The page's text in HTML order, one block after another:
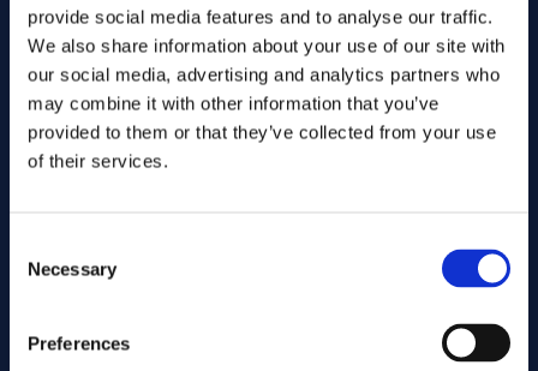
provide social media features and to analyse our traffic.
We also share information about your use of our site with
our social media, advertising and analytics partners who
may combine it with other information that you’ve
provided to them or that they’ve collected from your use
of their services.
Selection
Necessary
Preferences
Ditt meddelande